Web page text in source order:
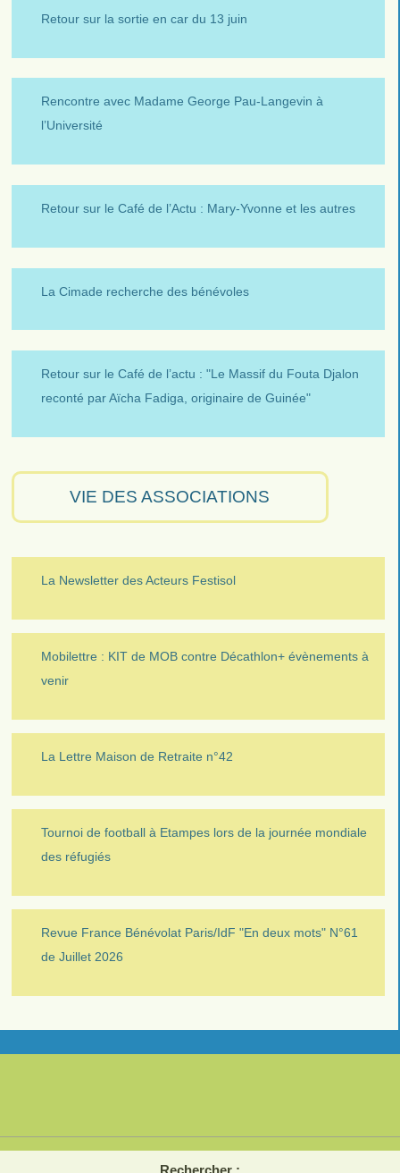
Retour sur la sortie en car du 13 juin
Rencontre avec Madame George Pau-Langevin à
l’Université
Retour sur le Café de l’Actu : Mary-Yvonne et les autres
La Cimade recherche des bénévoles
Retour sur le Café de l’actu : "Le Massif du Fouta Djalon
reconté par Aïcha Fadiga, originaire de Guinée"
VIE DES ASSOCIATIONS
La Newsletter des Acteurs Festisol
Mobilettre : KIT de MOB contre Décathlon+ évènements à
venir
La Lettre Maison de Retraite n°42
Tournoi de football à Etampes lors de la journée mondiale
des réfugiés
Revue France Bénévolat Paris/IdF "En deux mots" N°61
de Juillet 2026